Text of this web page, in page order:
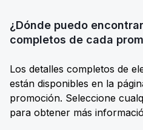
¿Dónde puedo
completos de cada
Los detalles completos de
están disponibles en la
promoción. Seleccione
para obtener más